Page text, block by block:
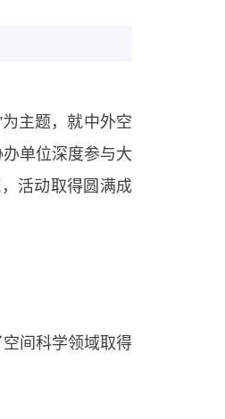
主题，就中外空
单位深度参与大
活动取得圆满成
间科学领域取得